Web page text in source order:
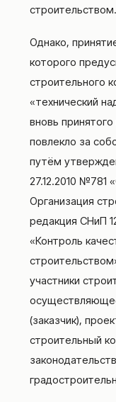
строительством.
Однако,
которого
строительного
«технический
вновь
повлекло за
путём
27.12.2010 №781
Организация
редакция СНиП
«Контроль
участники
(заказчик),
строительный